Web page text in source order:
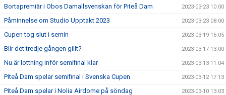
Bortapremiär i Obos Damallsvenskan för Piteå Dam 2023-03-23 10:00
Påminnelse om Studio Upptakt 2023 2023-03-23 08:00
Cupen tog slut i semin 2023-03-19 16:05
Blir det tredje gången gillt? 2023-03-17 13:00
Nu är lottning inför semifinal klar 2023-03-13 11:04
Piteå Dam spelar semifinal i Svenska Cupen 2023-03-12 17:13
Piteå Dam spelar i Nolia Airdome på söndag 2023-03-10 13:03